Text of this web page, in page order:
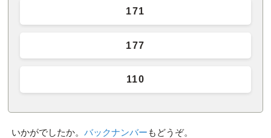
171
177
110
いかがでしたか。 バックナンバー もどうぞ。